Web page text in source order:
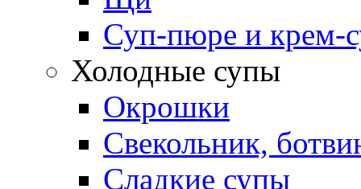
Суп-пюре и крем-
Холодные супы
Окрошки
Свекольник,
Cладкие супы